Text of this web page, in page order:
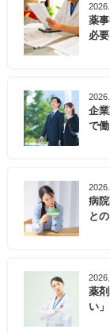
薬
必
企
で
病
と
薬
い